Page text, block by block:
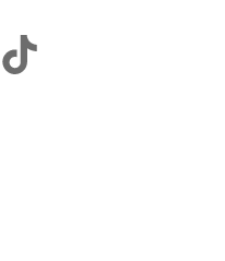
TikTok